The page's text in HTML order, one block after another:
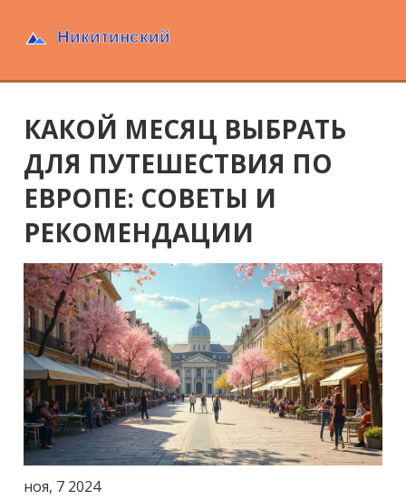
КАКОЙ МЕСЯЦ ВЫБРАТЬ
ДЛЯ ПУТЕШЕСТВИЯ ПО
ЕВРОПЕ: СОВЕТЫ И
РЕКОМЕНДАЦИИ
ноя, 7 2024